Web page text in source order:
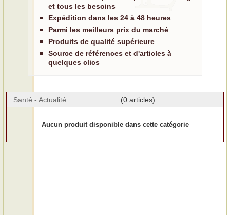
et tous les besoins
Expédition dans les 24 à 48 heures
Parmi les meilleurs prix du marché
Produits de qualité supérieure
Source de références et d'articles à
quelques clics
Santé - Actualité (0 articles)
Aucun produit disponible dans cette catégorie